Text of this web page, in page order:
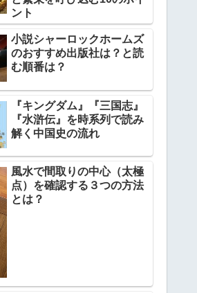
ント
小説シャーロックホームズ
のおすすめ出版社は？と読
む順番は？
『キングダム』『三国志』
『水滸伝』を時系列で読み
解く中国史の流れ
風水で間取りの中心（太極
点）を確認する３つの方法
とは？